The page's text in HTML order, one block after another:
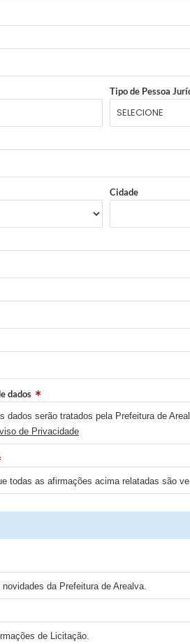
Tipo de Pessoa
Cidade
dados
dados serão tratados pela Prefeitura de
de Privacidade
todas as afirmações acima relatadas são
da Prefeitura de Arealva.
de Licitação.